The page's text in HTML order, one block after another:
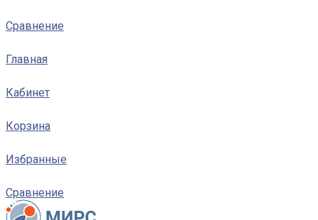
Сравнение
Главная
Кабинет
Корзина
Избранные
Сравнение